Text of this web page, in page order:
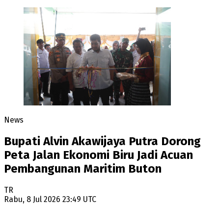
News
Bupati Alvin Akawijaya Putra Dorong
Peta Jalan Ekonomi Biru Jadi Acuan
Pembangunan Maritim Buton
TR
Rabu, 8 Jul 2026 23:49 UTC